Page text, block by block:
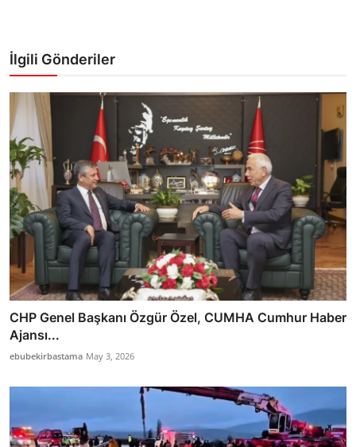
İlgili Gönderiler
CHP Genel Başkanı Özgür Özel, CUMHA Cumhur Haber
Ajansı...
ebubekirbastama May 3, 2026